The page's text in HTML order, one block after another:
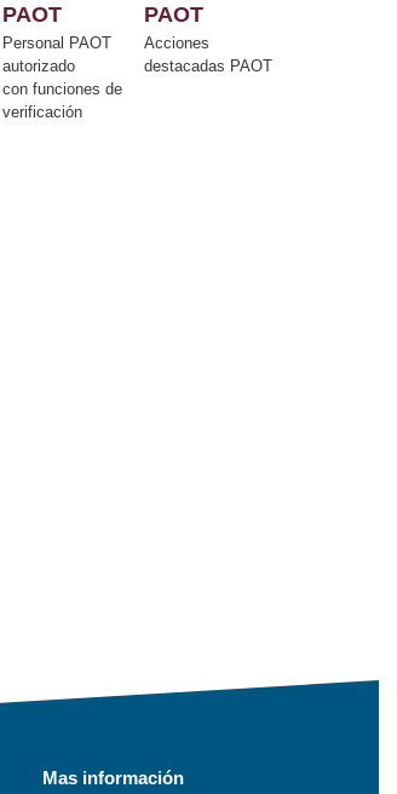
PAOT
Personal PAOT
autorizado
con funciones de
verificación
PAOT
Acciones
destacadas PAOT
Mas información